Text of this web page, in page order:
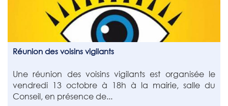
Réunion des voisins vigilants
Une réunion des voisins vigilants est organisée le
vendredi 13 octobre à 18h à la mairie, salle du
Conseil, en présence de...